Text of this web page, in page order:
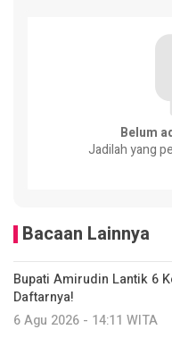
Belum
Jadilah yang
Bacaan Lainnya
Bupati Amirudin Lantik 6
Daftarnya!
6 Agu 2026 - 14:11 WITA